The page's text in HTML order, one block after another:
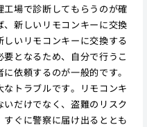
場で診断してもらうのが確
新しいリモコンキーに交換
いリモコンキーに交換する
となるため、自分で行うこ
依頼するのが一般的です。
トラブルです。リモコンキ
だけでなく、盗難のリスク
ぐに警察に届け出るととも